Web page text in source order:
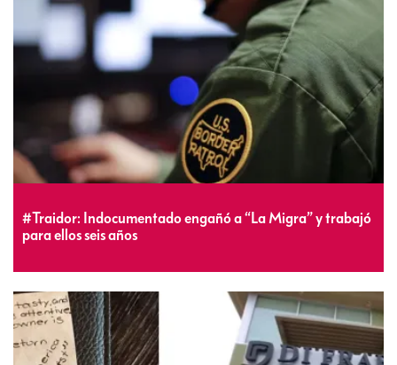
#Traidor: Indocumentado engañó a “La Migra” y trabajó
para ellos seis años